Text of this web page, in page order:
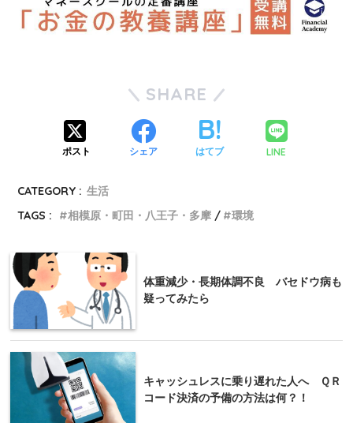
SHARE
ポスト シェア はてブ LINE
CATEGORY : 生活
TAGS :
相模原・町田・八王子・多摩 環境
体重減少・長期体調不良 バセドウ病も
疑ってみたら
キャッシュレスに乗り遅れた人へ ＱＲ
コード決済の予備の方法は何？！